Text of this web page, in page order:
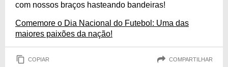
com nossos braços hasteando bandeiras!
Comemore o Dia Nacional do Futebol: Uma das
maiores paixões da nação!
COPIAR COMPARTILHAR